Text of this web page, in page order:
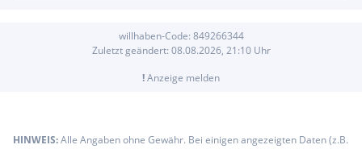
willhaben-Code: 849266344
Zuletzt geändert: 08.08.2026, 21:10Uhr
!Anzeige melden
HINWEIS:Alle Angaben ohne Gewähr. Bei einigen angezeigten Daten (z.B.